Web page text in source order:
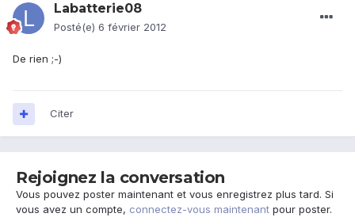
Labatterie08
Posté(e) 6 février 2012
De rien ;-)
Citer
Rejoignez la conversation
Vous pouvez poster maintenant et vous enregistrez plus tard. Si
vous avez un compte, connectez-vous maintenant pour poster.